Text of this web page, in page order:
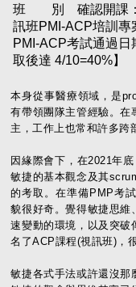
班 別 確認開課：
訊班PMI-ACP培訓專
PMI-ACP考試通過
取後達 4/10=40%】
本身從事醫療領域，是
有帶領團隊主管經驗。在
主，工作上也常和許多跨
因緣際會下，在2021年
敏捷的基本觀念及其
的考取。在準備PMP考
貌很好奇。覺得敏捷思維
速變動的環境，以及突破
名了ACP課程(視訊班)，
敏捷各式手法或許還沒那